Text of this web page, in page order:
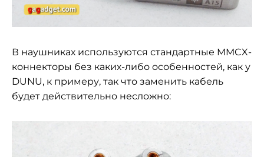
В наушниках используются стандартные MMCX-
коннекторы без каких-либо особенностей, как у
DUNU, к примеру, так что заменить кабель
будет действительно несложно: